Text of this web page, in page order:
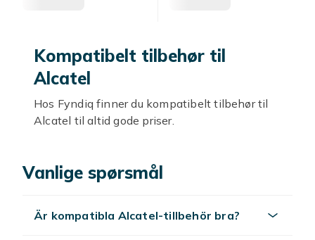
Kompatibelt tilbehør til
Alcatel
Hos Fyndiq finner du kompatibelt tilbehør til
Alcatel til altid gode priser.
Kompatible deksler til Alcatel beskytter mot
Skjermbeskyttere
Vanlige spørsmål
Är kompatibla Alcatel-tillbehör bra?